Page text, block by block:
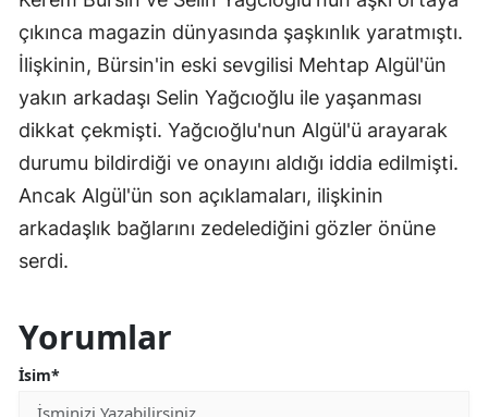
çıkınca magazin dünyasında şaşkınlık yaratmıştı.
İlişkinin, Bürsin'in eski sevgilisi Mehtap Algül'ün
yakın arkadaşı Selin Yağcıoğlu ile yaşanması
dikkat çekmişti. Yağcıoğlu'nun Algül'ü arayarak
durumu bildirdiği ve onayını aldığı iddia edilmişti.
Ancak Algül'ün son açıklamaları, ilişkinin
arkadaşlık bağlarını zedelediğini gözler önüne
serdi.
Yorumlar
İsim*